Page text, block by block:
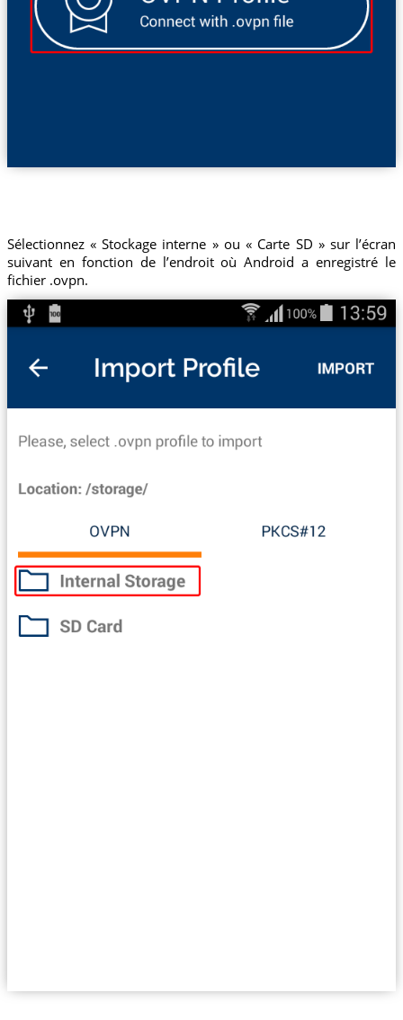
Sélectionnez « Stockage interne » ou « Carte SD » sur l’écran
suivant en fonction de l’endroit où Android a enregistré le
fichier .ovpn.